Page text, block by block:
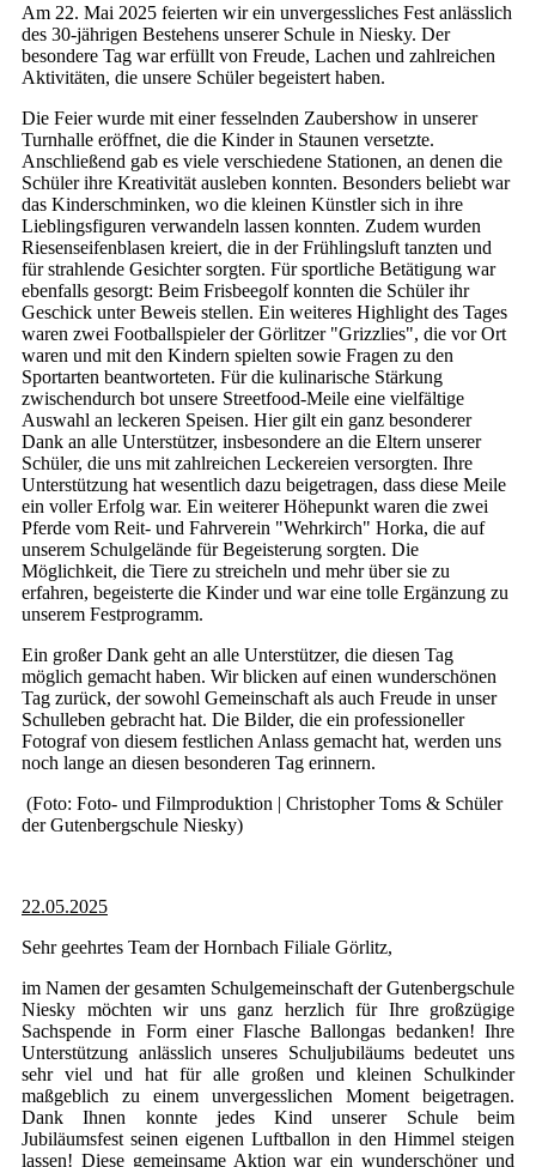
Am 22. Mai 2025 feierten wir ein unvergessliches Fest anlässlich
des 30-jährigen Bestehens unserer Schule in Niesky. Der
besondere Tag war erfüllt von Freude, Lachen und zahlreichen
Aktivitäten, die unsere Schüler begeistert haben.
Die Feier wurde mit einer fesselnden Zaubershow in unserer
Turnhalle eröffnet, die die Kinder in Staunen versetzte.
Anschließend gab es viele verschiedene Stationen, an denen die
Schüler ihre Kreativität ausleben konnten. Besonders beliebt war
das Kinderschminken, wo die kleinen Künstler sich in ihre
Lieblingsfiguren verwandeln lassen konnten. Zudem wurden
Riesenseifenblasen kreiert, die in der Frühlingsluft tanzten und
für strahlende Gesichter sorgten. Für sportliche Betätigung war
ebenfalls gesorgt: Beim Frisbeegolf konnten die Schüler ihr
Geschick unter Beweis stellen. Ein weiteres Highlight des Tages
waren zwei Footballspieler der Görlitzer "Grizzlies", die vor Ort
waren und mit den Kindern spielten sowie Fragen zu den
Sportarten beantworteten. Für die kulinarische Stärkung
zwischendurch bot unsere Streetfood-Meile eine vielfältige
Auswahl an leckeren Speisen. Hier gilt ein ganz besonderer
Dank an alle Unterstützer, insbesondere an die Eltern unserer
Schüler, die uns mit zahlreichen Leckereien versorgten. Ihre
Unterstützung hat wesentlich dazu beigetragen, dass diese Meile
ein voller Erfolg war. Ein weiterer Höhepunkt waren die zwei
Pferde vom Reit- und Fahrverein "Wehrkirch" Horka, die auf
unserem Schulgelände für Begeisterung sorgten. Die
Möglichkeit, die Tiere zu streicheln und mehr über sie zu
erfahren, begeisterte die Kinder und war eine tolle Ergänzung zu
unserem Festprogramm.
Ein großer Dank geht an alle Unterstützer, die diesen Tag
möglich gemacht haben. Wir blicken auf einen wunderschönen
Tag zurück, der sowohl Gemeinschaft als auch Freude in unser
Schulleben gebracht hat. Die Bilder, die ein professioneller
Fotograf von diesem festlichen Anlass gemacht hat, werden uns
noch lange an diesen besonderen Tag erinnern.
(Foto: Foto- und Filmproduktion | Christopher Toms & Schüler
der Gutenbergschule Niesky)
22.05.2025
Sehr geehrtes Team der Hornbach Filiale Görlitz,
im Namen der gesamten Schulgemeinschaft der Gutenbergschule
Niesky möchten wir uns ganz herzlich für Ihre großzügige
Sachspende in Form einer Flasche Ballongas bedanken! Ihre
Unterstützung anlässlich unseres Schuljubiläums bedeutet uns
sehr viel und hat für alle großen und kleinen Schulkinder
maßgeblich zu einem unvergesslichen Moment beigetragen.
Dank Ihnen konnte jedes Kind unserer Schule beim
Jubiläumsfest seinen eigenen Luftballon in den Himmel steigen
lassen! Diese gemeinsame Aktion war ein wunderschöner und